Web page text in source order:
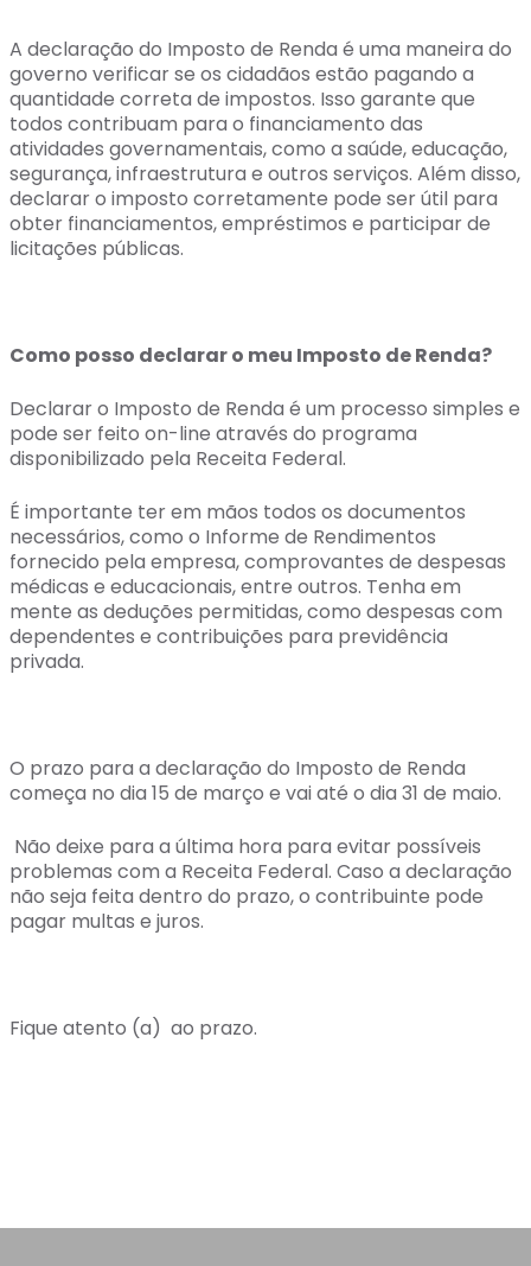
A declaração do Imposto de Renda é uma maneira do
governo verificar se os cidadãos estão pagando a
quantidade correta de impostos. Isso garante que
todos contribuam para o financiamento das
atividades governamentais, como a saúde, educação,
segurança, infraestrutura e outros serviços. Além disso,
declarar o imposto corretamente pode ser útil para
obter financiamentos, empréstimos e participar de
licitações públicas.
Como posso declarar o meu Imposto de Renda?
Declarar o Imposto de Renda é um processo simples e
pode ser feito on-line através do programa
disponibilizado pela Receita Federal.
É importante ter em mãos todos os documentos
necessários, como o Informe de Rendimentos
fornecido pela empresa, comprovantes de despesas
médicas e educacionais, entre outros. Tenha em
mente as deduções permitidas, como despesas com
dependentes e contribuições para previdência
privada.
O prazo para a declaração do Imposto de Renda
começa no dia 15 de março e vai até o dia 31 de maio.
Não deixe para a última hora para evitar possíveis
problemas com a Receita Federal. Caso a declaração
não seja feita dentro do prazo, o contribuinte pode
pagar multas e juros.
Fique atento (a) ao prazo.